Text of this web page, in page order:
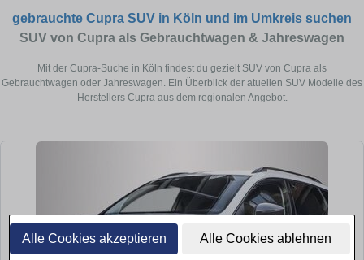
Alle Cookies akzeptieren Alle Cookies ablehnen
gebrauchte Cupra SUV in Köln und im Umkreis suchen
SUV von Cupra als Gebrauchtwagen & Jahreswagen
Mit der Cupra-Suche in Köln findest du gezielt SUV von Cupra als
Gebrauchtwagen oder Jahreswagen. Ein Überblick der atuellen SUV Modelle des
Herstellers Cupra aus dem regionalen Angebot.